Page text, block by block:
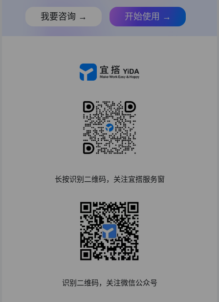
我要咨询 → 开始使用 →
长按识别二维码，关注宜搭服务窗
识别二维码，关注微信公众号